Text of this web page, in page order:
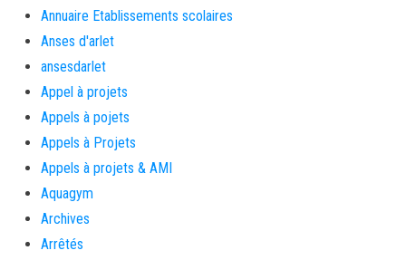
Annuaire Etablissements scolaires
Anses d'arlet
ansesdarlet
Appel à projets
Appels à pojets
Appels à Projets
Appels à projets & AMI
Aquagym
Archives
Arrêtés